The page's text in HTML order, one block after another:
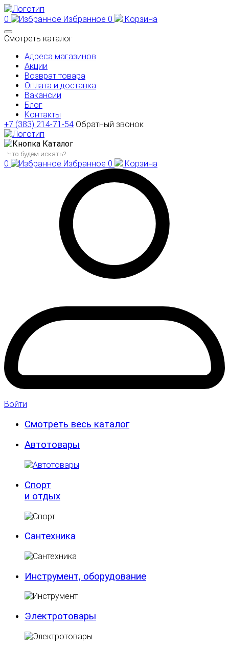
0 Избранное 0
Корзина
Смотреть каталог
Адреса магазинов
Акции
Возврат товара
Оплата и доставка
Вакансии
Блог
Контакты
+7 (383) 214-71-54 Обратный звонок
Каталог
0 Избранное 0 Корзина
Войти
Смотреть весь каталог
Автотовары
Спорт
и отдых
Сантехника
Инструмент, оборудование
Электротовары